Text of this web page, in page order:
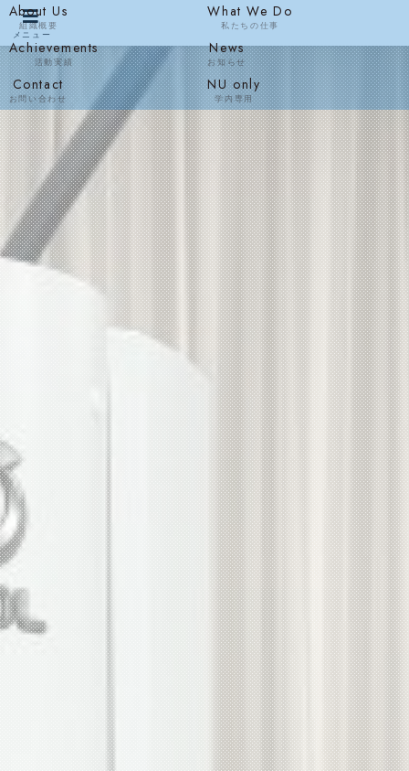
About Us
組織概要
What We Do
私たちの仕事
Achievements
活動実績
News
お知らせ
Contact
お問い合わせ
NU only
学内専用
メニュー